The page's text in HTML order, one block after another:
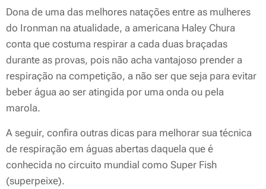
Dona de uma das melhores natações entre as mulheres
do Ironman na atualidade, a americana Haley Chura
conta que costuma respirar a cada duas braçadas
durante as provas, pois não acha vantajoso prender a
respiração na competição, a não ser que seja para evitar
beber água ao ser atingida por uma onda ou pela
marola.
A seguir, confira outras dicas para melhorar sua técnica
de respiração em águas abertas daquela que é
conhecida no circuito mundial como Super Fish
(superpeixe).